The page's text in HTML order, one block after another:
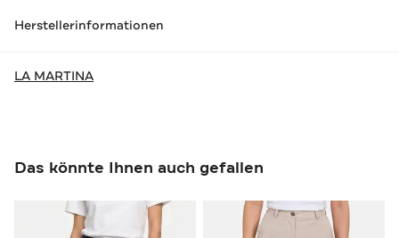
Herstellerinformationen
LA MARTINA
Das könnte Ihnen auch gefallen